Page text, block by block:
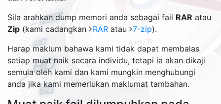
Sila arahkan dump memori anda sebagai fail RAR atau
Zip (kami cadangkan RARatau 7-zip).
Harap maklum bahawa kami tidak dapat membalas
setiap muat naik secara individu, tetapi ia akan dikaji
semula oleh kami dan kami mungkin menghubungi
anda jika kami memerlukan maklumat tambahan.